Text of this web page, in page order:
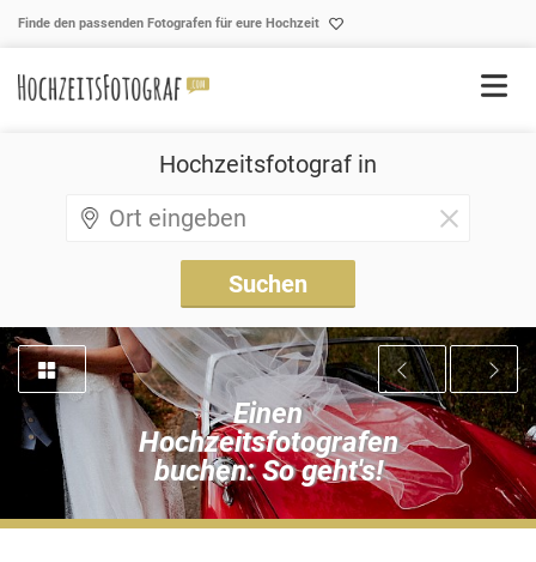
Finde den passenden Fotografen für eure Hochzeit
Hochzeitsfotograf in
Einen
Hochzeitsfotografen
buchen: So geht's!